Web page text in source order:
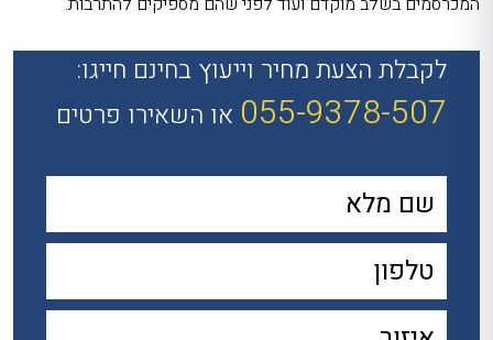
לקבלת הצעת מחיר וייעוץ בחינם חייגו:
055-9378-507 או השאירו פרטים